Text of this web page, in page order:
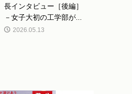
長インタビュー［後編］
－女子大初の工学部が...
2026.05.13